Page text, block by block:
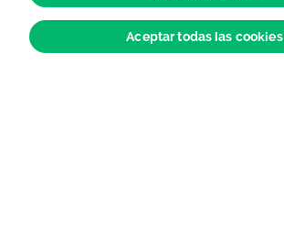
fisioterapeutes d’atenció
domiciliària
Aceptar todas las cookies